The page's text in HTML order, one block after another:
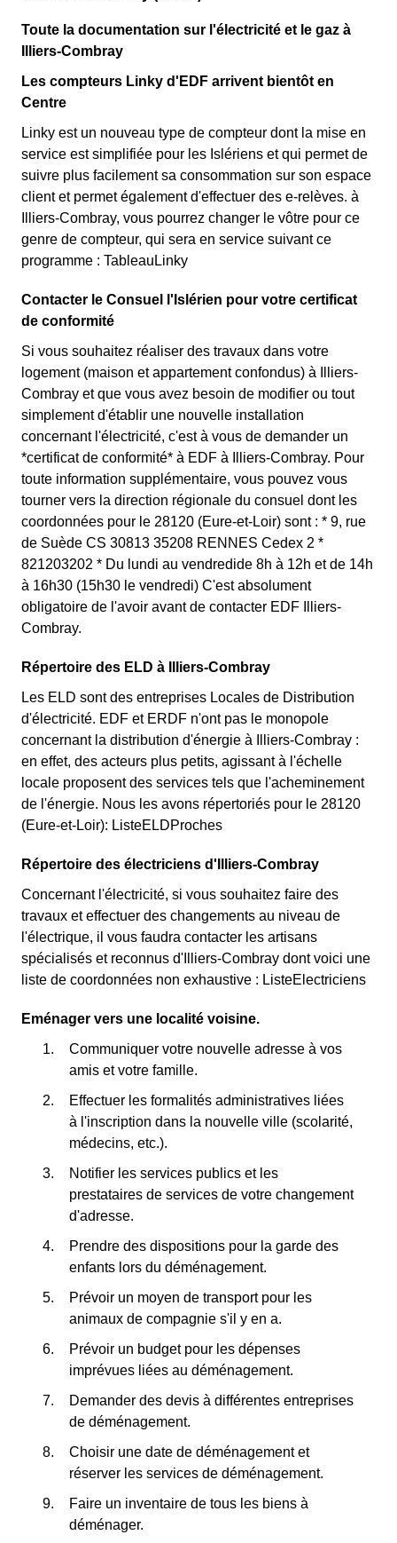
Toute la documentation sur l'électricité et le gaz à
Illiers-Combray
Les compteurs Linky d'EDF arrivent bientôt en
Centre
Linky est un nouveau type de compteur dont la mise en
service est simplifiée pour les Islériens et qui permet de
suivre plus facilement sa consommation sur son espace
client et permet également d'effectuer des e-relèves. à
Illiers-Combray, vous pourrez changer le vôtre pour ce
genre de compteur, qui sera en service suivant ce
programme : TableauLinky
Contacter le Consuel l'Islérien pour votre certificat
de conformité
Si vous souhaitez réaliser des travaux dans votre
logement (maison et appartement confondus) à Illiers-
Combray et que vous avez besoin de modifier ou tout
simplement d'établir une nouvelle installation
concernant l'électricité, c'est à vous de demander un
*certificat de conformité* à EDF à Illiers-Combray. Pour
toute information supplémentaire, vous pouvez vous
tourner vers la direction régionale du consuel dont les
coordonnées pour le 28120 (Eure-et-Loir) sont : * 9, rue
de Suède CS 30813 35208 RENNES Cedex 2 *
821203202 * Du lundi au vendredide 8h à 12h et de 14h
à 16h30 (15h30 le vendredi) C'est absolument
obligatoire de l'avoir avant de contacter EDF Illiers-
Combray.
Répertoire des ELD à Illiers-Combray
Les ELD sont des entreprises Locales de Distribution
d'électricité. EDF et ERDF n'ont pas le monopole
concernant la distribution d'énergie à Illiers-Combray :
en effet, des acteurs plus petits, agissant à l'échelle
locale proposent des services tels que l'acheminement
de l'énergie. Nous les avons répertoriés pour le 28120
(Eure-et-Loir): ListeELDProches
Répertoire des électriciens d'Illiers-Combray
Concernant l'électricité, si vous souhaitez faire des
travaux et effectuer des changements au niveau de
l'électrique, il vous faudra contacter les artisans
spécialisés et reconnus d'Illiers-Combray dont voici une
liste de coordonnées non exhaustive : ListeElectriciens
Eménager vers une localité voisine.
Communiquer votre nouvelle adresse à vos
amis et votre famille.
Effectuer les formalités administratives liées
à l'inscription dans la nouvelle ville (scolarité,
médecins, etc.).
Notifier les services publics et les
prestataires de services de votre changement
d'adresse.
Prendre des dispositions pour la garde des
enfants lors du déménagement.
Prévoir un moyen de transport pour les
animaux de compagnie s'il y en a.
Prévoir un budget pour les dépenses
imprévues liées au déménagement.
Demander des devis à différentes entreprises
de déménagement.
Choisir une date de déménagement et
réserver les services de déménagement.
Faire un inventaire de tous les biens à
déménager.